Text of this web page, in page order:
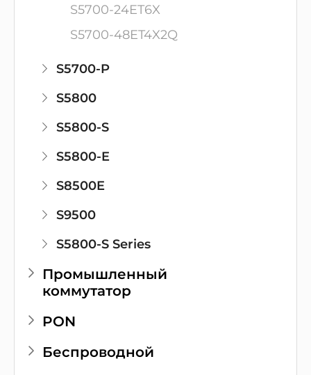
S5700-24ET6X
S5700-48ET4X2Q
S5700-P
S5800
S5800-S
S5800-E
S8500E
S9500
S5800-S Series
Промышленный
коммутатор
PON
Беспроводной